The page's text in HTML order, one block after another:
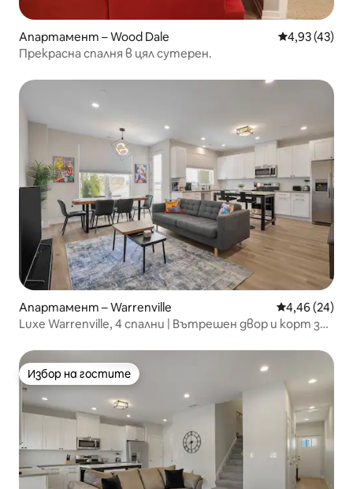
Апартамент – Wood Dale Средна
4,93 (43)
Прекрасна спалня в цял сутерен.
Апартамент – Warrenville Средна
4,46 (24)
Luxe Warrenville, 4 спални | Вътрешен двор и корт за
Избор на гостите
Избор на гостите